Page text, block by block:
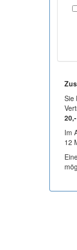
Sie
Im
12